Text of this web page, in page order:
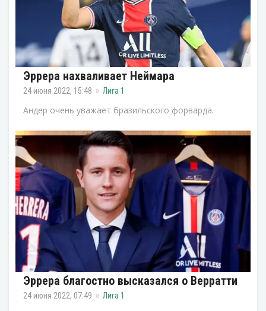
Эррера нахваливает Неймара
24 июня 2022, 15:48 Лига 1
Андер очень уважает бразильского форварда.
Эррера благостно высказался о Верратти
24 июня 2022, 07:49 Лига 1